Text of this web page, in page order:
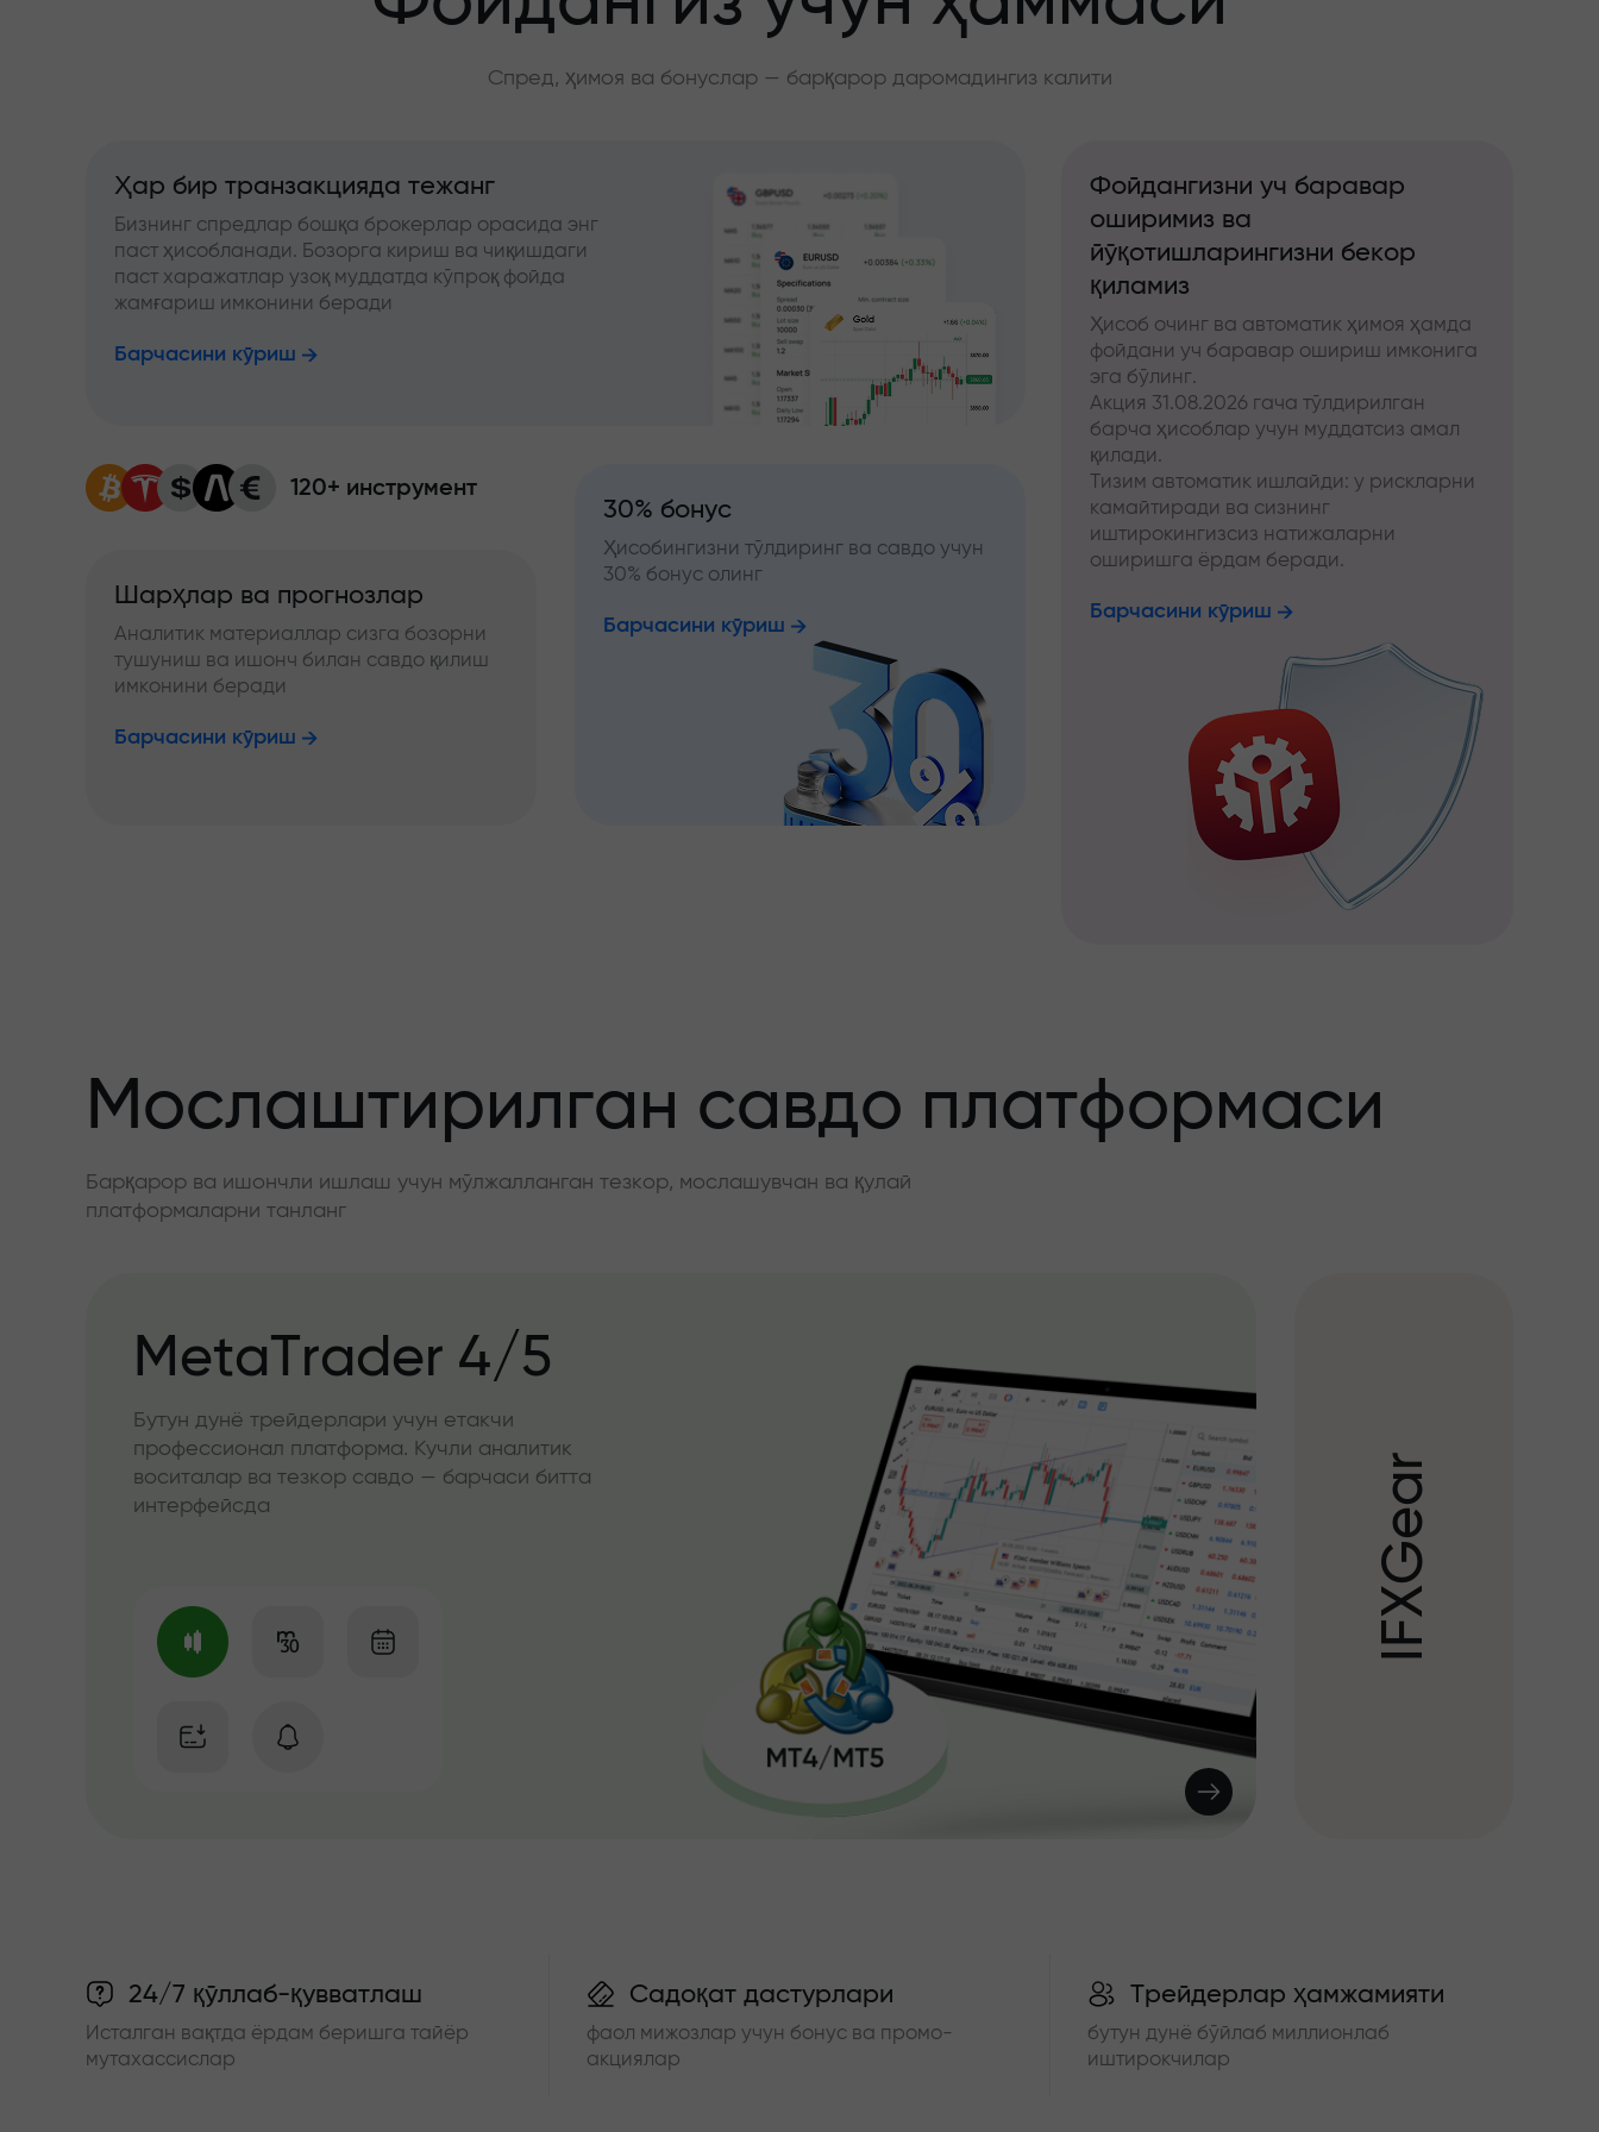
Спред, ҳимоя ва бонуслар — барқарор даромадингиз калити
Ҳар бир транзакцияда тежанг
Бизнинг спредлар бошқа брокерлар орасида энг
паст ҳисобланади. Бозорга кириш ва чиқишдаги
паст харажатлар узоқ муддатда кўпроқ фойда
жамғариш имконини беради
Барчасини кўриш
120+ инструмент
Шарҳлар ва прогнозлар
Аналитик материаллар сизга бозорни
тушуниш ва ишонч билан савдо қилиш
имконини беради
Барчасини кўриш
30% бонус
Ҳисобингизни тўлдиринг ва савдо учун
30% бонус олинг
Барчасини кўриш
Фойдангизни уч баравар
оширимиз ва
йўқотишларингизни бекор
қиламиз
Ҳисоб очинг ва автоматик ҳимоя ҳамда
фойдани уч баравар ошириш имконига
эга бўлинг.
Акция 31.08.2026 гача тўлдирилган
барча ҳисоблар учун муддатсиз амал
қилади.
Тизим автоматик ишлайди: у рискларни
камайтиради ва сизнинг
иштирокингизсиз натижаларни
оширишга ёрдам беради.
Барчасини кўриш
Мослаштирилган савдо платформаси
Барқарор ва ишончли ишлаш учун мўлжалланган тезкор, мослашувчан ва қулай
платформаларни танланг
MetaTrader 4/5
Бутун дунё трейдерлари учун етакчи
профессионал платформа. Кучли аналитик
воситалар ва тезкор савдо — барчаси битта
интерфейсда
I
F
X
G
e
a
r
24/7 қўллаб-қувватлаш
Исталган вақтда ёрдам беришга тайёр
мутахассислар
Садоқат дастурлари
фаол мижозлар учун бонус ва промо-
акциялар
Трейдерлар ҳамжамияти
бутун дунё бўйлаб миллионлаб
иштирокчилар